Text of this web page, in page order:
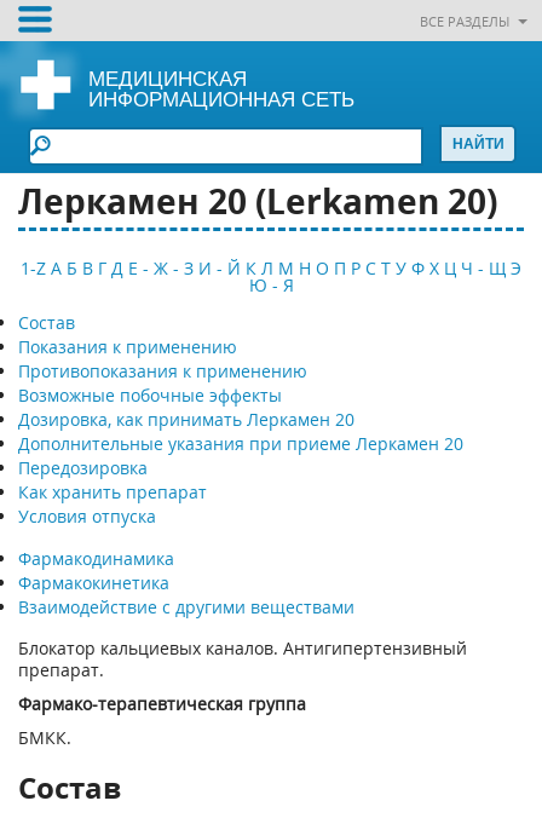
ВСЕ РАЗДЕЛЫ
МЕДИЦИНСКАЯ
ИНФОРМАЦИОННАЯ СЕТЬ
Леркамен 20 (Lerkamen 20)
1-Z А Б В Г Д Е - Ж - З И - Й К Л М Н О П Р С Т У Ф Х Ц Ч - Щ Э
Ю - Я
Состав
Показания к применению
Противопоказания к применению
Возможные побочные эффекты
Дозировка, как принимать Леркамен 20
Дополнительные указания при приеме Леркамен 20
Передозировка
Как хранить препарат
Условия отпуска
Фармакодинамика
Фармакокинетика
Взаимодействие с другими веществами
Блокатор кальциевых каналов. Антигипертензивный
препарат.
Фармако-терапевтическая группа
БМКК.
Состав